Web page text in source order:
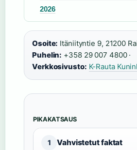
2026
Osoite: Itäniityntie 9, 21200
Puhelin: +358 29 007 4800 ·
Verkkosivusto: K-Rauta
PIKAKATSAUS
1 Vahvistetut faktat